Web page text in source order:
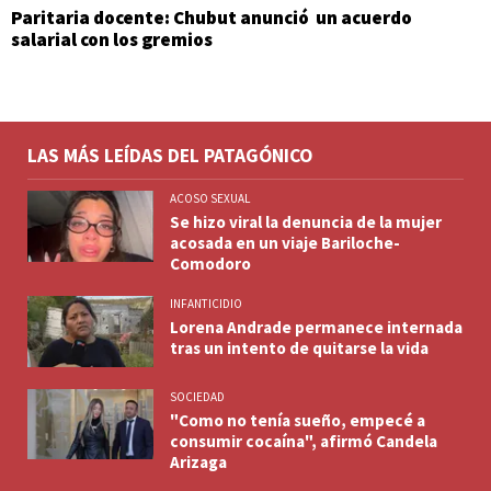
Paritaria docente: Chubut anunció un acuerdo
salarial con los gremios
LAS MÁS LEÍDAS DEL PATAGÓNICO
ACOSO SEXUAL
Se hizo viral la denuncia de la mujer
acosada en un viaje Bariloche-
Comodoro
INFANTICIDIO
Lorena Andrade permanece internada
tras un intento de quitarse la vida
SOCIEDAD
"Como no tenía sueño, empecé a
consumir cocaína", afirmó Candela
Arizaga